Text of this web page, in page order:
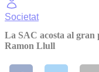
Societat
La SAC acosta al
Ramon Llull